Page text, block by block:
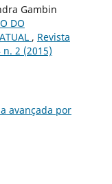
Gambin
DO
, Revista
2 (2015)
avançada por